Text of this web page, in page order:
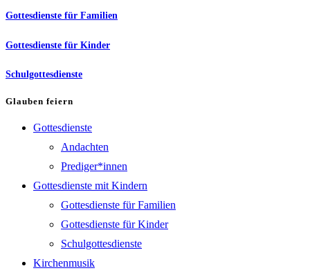
Gottesdienste für Familien
Gottesdienste für Kinder
Schulgottesdienste
Glauben feiern
Gottesdienste
Andachten
Prediger*innen
Gottesdienste mit Kindern
Gottesdienste für Familien
Gottesdienste für Kinder
Schulgottesdienste
Kirchenmusik